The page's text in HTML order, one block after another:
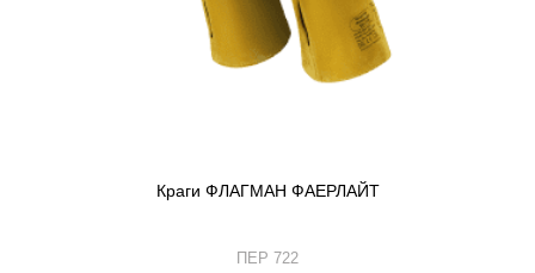
Краги ФЛАГМАН ФАЕРЛАЙТ
ПЕР 722